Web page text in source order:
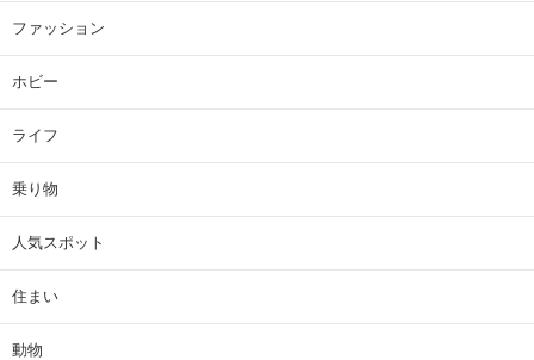
ファッション
ホビー
ライフ
乗り物
人気スポット
住まい
動物